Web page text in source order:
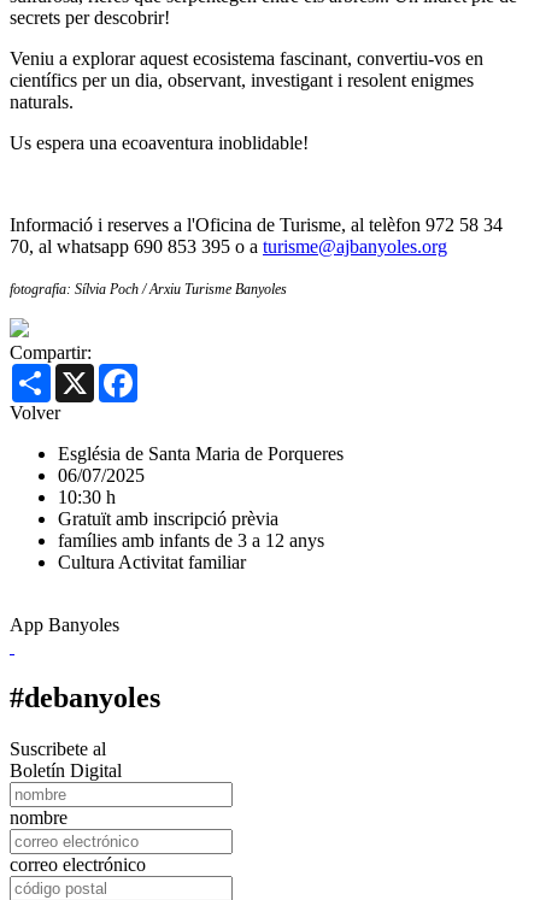
secrets per descobrir!
Veniu a explorar aquest ecosistema fascinant, convertiu-vos en
científics per un dia, observant, investigant i resolent enigmes
naturals.
Us espera una ecoaventura inoblidable!
Informació i reserves a l'Oficina de Turisme, al telèfon 972 58 34
70, al whatsapp 690 853 395 o a turisme@ajbanyoles.org
fotografia: Sílvia Poch / Arxiu Turisme Banyoles
Compartir:
Share X
Volver
Església de Santa Maria de Porqueres
06/07/2025
10:30 h
Gratuït amb inscripció prèvia
famílies amb infants de 3 a 12 anys
CulturaActivitat familiar
App Banyoles
#debanyoles
Suscribete al
Boletín Digital
nombre
correo electrónico